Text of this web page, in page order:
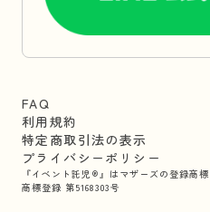
FAQ
利用規約
特定商取引法の表示
プライバシーポリシー
『イベント託児®』はマザーズの登録商標
商標登録 第5168303号